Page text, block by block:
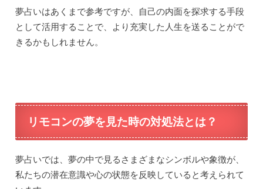
夢占いはあくまで参考ですが、自己の内面を探求する手段
として活用することで、より充実した人生を送ることがで
きるかもしれません。
リモコンの夢を見た時の対処法とは？
夢占いでは、夢の中で見るさまざまなシンボルや象徴が、
私たちの潜在意識や心の状態を反映していると考えられて